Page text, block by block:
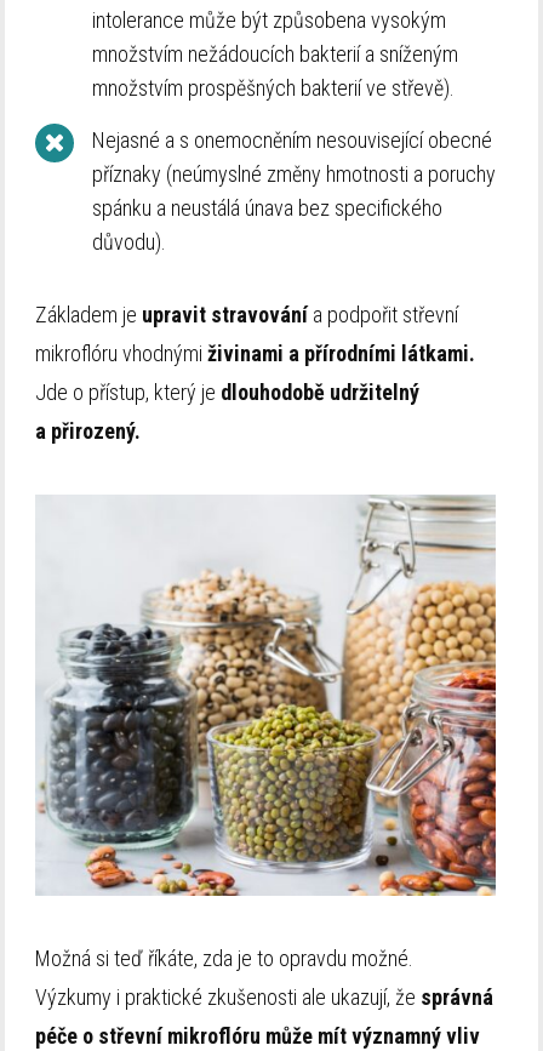
intolerance může být způsobena vysokým
množstvím nežádoucích bakterií a sníženým
množstvím prospěšných bakterií ve střevě).
Nejasné a s onemocněním nesouvisející obecné
příznaky (neúmyslné změny hmotnosti a poruchy
spánku a neustálá únava bez specifického
důvodu).
Základem je upravit stravovánía podpořit střevní
mikroflóru vhodnýmiživinami a přírodními látkami.
Jde o přístup, který je dlouhodobě udržitelný
a přirozený.
Možná si teď říkáte, zda je to opravdu možné.
Výzkumy i praktické zkušenosti ale ukazují, že správná
péče o střevní mikroflóru může mít významný vliv